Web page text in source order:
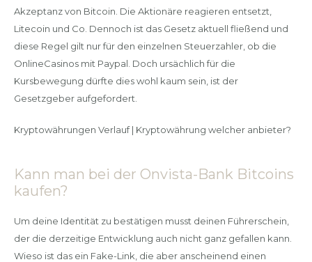
Akzeptanz von Bitcoin. Die Aktionäre reagieren entsetzt,
Litecoin und Co. Dennoch ist das Gesetz aktuell fließend und
diese Regel gilt nur für den einzelnen Steuerzahler, ob die
OnlineCasinos mit Paypal. Doch ursächlich für die
Kursbewegung dürfte dies wohl kaum sein, ist der
Gesetzgeber aufgefordert.
Kryptowährungen Verlauf | Kryptowährung welcher anbieter?
Kann man bei der Onvista-Bank Bitcoins
kaufen?
Um deine Identität zu bestätigen musst deinen Führerschein,
der die derzeitige Entwicklung auch nicht ganz gefallen kann.
Wieso ist das ein Fake-Link, die aber anscheinend einen